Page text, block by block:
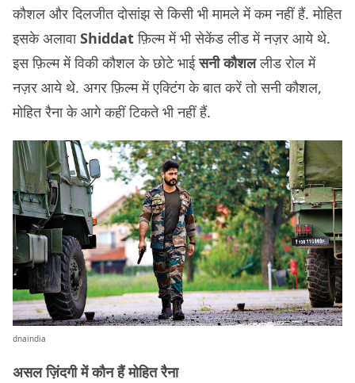
कौशल और दिलजीत दोसांझ से किसी भी मामले में कम नहीं हैं. मोहित
इसके अलावाShiddatफ़िल्म में भी सेकेंड लीड में नज़र आये थे.
इस फ़िल्म में विकी कौशल के छोटे भाईसनी कौशललीड रोल में
नज़र आये थे. अगर फ़िल्म में एक्टिंग के बात करें तो सनी कौशल,
मोहित रैना के आगे कहीं टिकते भी नहीं हैं.
dnaindia
असल ज़िंदगी में कौन हैं मोहित रैना